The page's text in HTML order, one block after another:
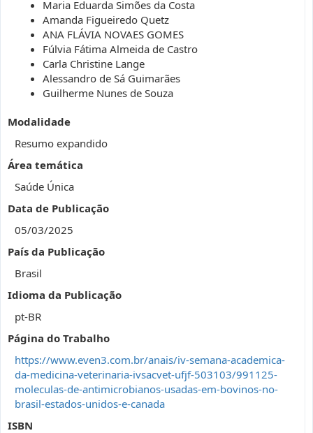
Maria Eduarda Simões da Costa
Amanda Figueiredo Quetz
ANA FLÁVIA NOVAES GOMES
Fúlvia Fátima Almeida de Castro
Carla Christine Lange
Alessandro de Sá Guimarães
Guilherme Nunes de Souza
Modalidade
Resumo expandido
Área temática
Saúde Única
Data de Publicação
05/03/2025
País da Publicação
Brasil
Idioma da Publicação
pt-BR
Página do Trabalho
https://www.even3.com.br/anais/iv-semana-academica-
da-medicina-veterinaria-ivsacvet-ufjf-503103/991125-
moleculas-de-antimicrobianos-usadas-em-bovinos-no-
brasil-estados-unidos-e-canada
ISBN